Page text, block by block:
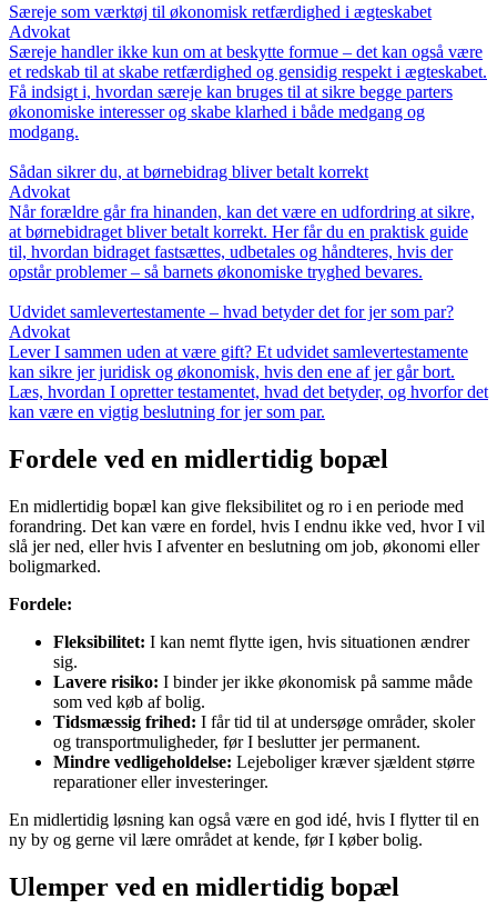
Særeje som værktøj til økonomisk retfærdighed i ægteskabet
Advokat
Særeje handler ikke kun om at beskytte formue – det kan også være
et redskab til at skabe retfærdighed og gensidig respekt i ægteskabet.
Få indsigt i, hvordan særeje kan bruges til at sikre begge parters
økonomiske interesser og skabe klarhed i både medgang og
modgang.
Sådan sikrer du, at børnebidrag bliver betalt korrekt
Advokat
Når forældre går fra hinanden, kan det være en udfordring at sikre,
at børnebidraget bliver betalt korrekt. Her får du en praktisk guide
til, hvordan bidraget fastsættes, udbetales og håndteres, hvis der
opstår problemer – så barnets økonomiske tryghed bevares.
Udvidet samlevertestamente – hvad betyder det for jer som par?
Advokat
Lever I sammen uden at være gift? Et udvidet samlevertestamente
kan sikre jer juridisk og økonomisk, hvis den ene af jer går bort.
Læs, hvordan I opretter testamentet, hvad det betyder, og hvorfor det
kan være en vigtig beslutning for jer som par.
Fordele ved en midlertidig bopæl
En midlertidig bopæl kan give fleksibilitet og ro i en periode med
forandring. Det kan være en fordel, hvis I endnu ikke ved, hvor I vil
slå jer ned, eller hvis I afventer en beslutning om job, økonomi eller
boligmarked.
Fordele:
Fleksibilitet: I kan nemt flytte igen, hvis situationen ændrer
sig.
Lavere risiko: I binder jer ikke økonomisk på samme måde
som ved køb af bolig.
Tidsmæssig frihed: I får tid til at undersøge områder, skoler
og transportmuligheder, før I beslutter jer permanent.
Mindre vedligeholdelse: Lejeboliger kræver sjældent større
reparationer eller investeringer.
En midlertidig løsning kan også være en god idé, hvis I flytter til en
ny by og gerne vil lære området at kende, før I køber bolig.
Ulemper ved en midlertidig bopæl